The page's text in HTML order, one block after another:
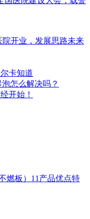
开业，发展思路未来
卡知道
怎么解决吗？
开始！
燃板）11产品优点特